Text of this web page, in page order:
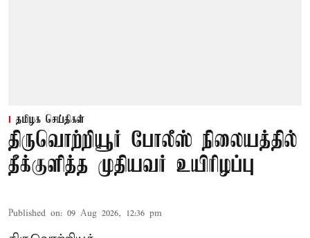
தமிழக செய்திகள்
திருவொற்றியூர் போலீஸ் நிலையத்தில்
தீக்குளித்த முதியவர் உயிரிழப்பு
Published on: 09 Aug 2026, 12:36 pm